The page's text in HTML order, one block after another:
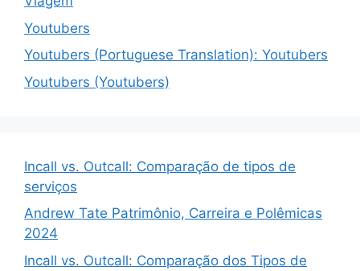
Youtubers
Youtubers (Portuguese Translation): Youtubers
Youtubers (Youtubers)
Incall vs. Outcall: Comparação de tipos de
serviços
Andrew Tate Patrimônio, Carreira e Polêmicas
2024
Incall vs. Outcall: Comparação dos Tipos de